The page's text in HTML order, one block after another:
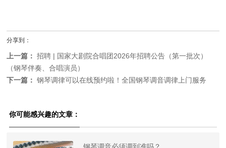
分享到：
上一篇：招聘 | 国家大剧院合唱团2026年招聘公告（第一批次）
（钢琴伴奏、合唱演员）
下一篇：钢琴调律可以在线预约啦！全国钢琴调音调律上门服务
你可能感兴趣的文章：